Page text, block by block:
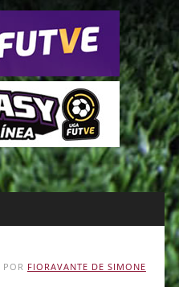
POR FIORAVANTE DE SIMONE